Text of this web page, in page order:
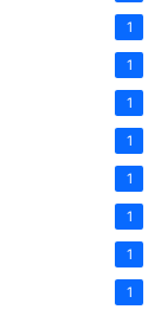
1
1
1
1
1
1
1
1